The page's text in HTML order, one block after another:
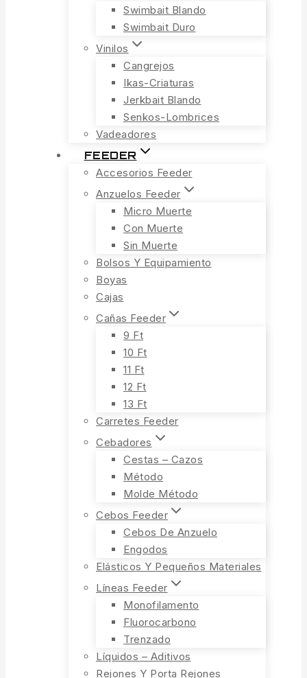
Swimbait Blando
Swimbait Duro
Vinilos
Cangrejos
Ikas-Criaturas
Jerkbait Blando
Senkos-Lombrices
Vadeadores
FEEDER
Accesorios Feeder
Anzuelos Feeder
Micro Muerte
Con Muerte
Sin Muerte
Bolsos Y Equipamiento
Boyas
Cajas
Cañas Feeder
9 Ft
10 Ft
11 Ft
12 Ft
13 Ft
Carretes Feeder
Cebadores
Cestas – Cazos
Método
Molde Método
Cebos Feeder
Cebos De Anzuelo
Engodos
Elásticos Y Pequeños Materiales
Líneas Feeder
Monofilamento
Fluorocarbono
Trenzado
Líquidos – Aditivos
Rejones Y Porta Rejones